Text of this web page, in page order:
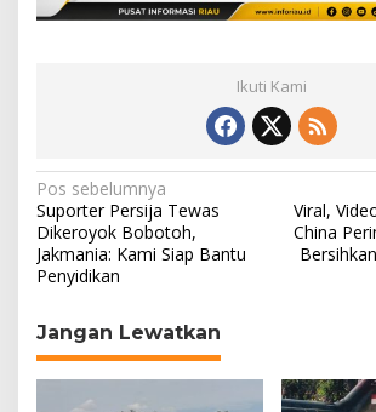
Ikuti Kami
N
a
v
g
a
Pos sebelumnya
Suporter Persija Tewas
Dikeroyok Bobotoh,
Jakmania: Kami Siap Bantu
Penyidikan
Viral,
China
Jangan Lewatkan